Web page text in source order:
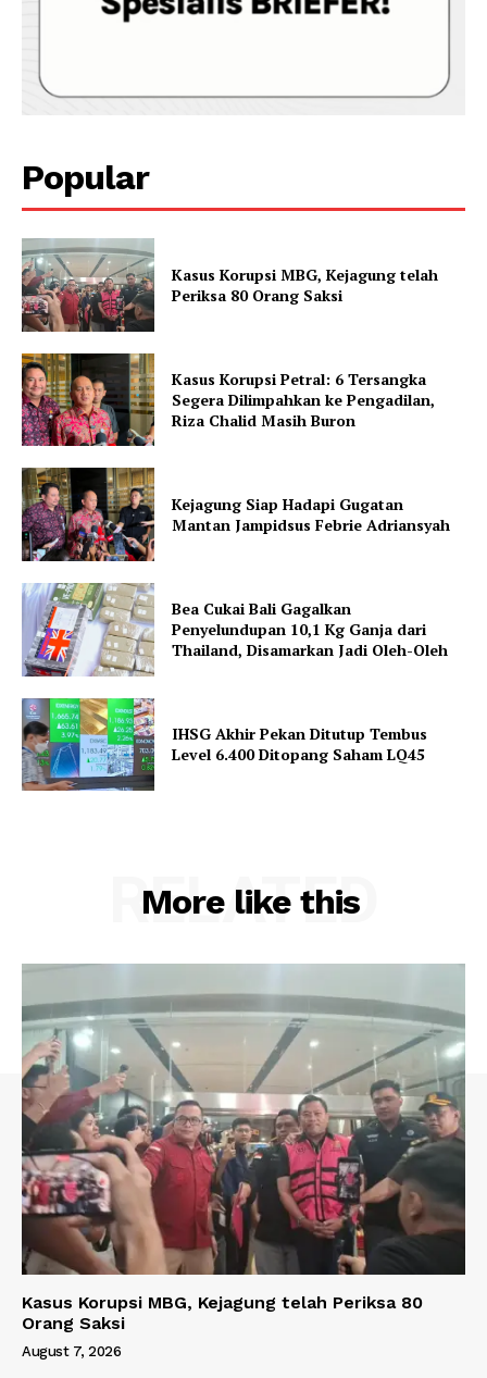
Popular
Kasus Korupsi MBG, Kejagung telah
Periksa 80 Orang Saksi
Kasus Korupsi Petral: 6 Tersangka
Segera Dilimpahkan ke Pengadilan,
Riza Chalid Masih Buron
Kejagung Siap Hadapi Gugatan
Mantan Jampidsus Febrie Adriansyah
Bea Cukai Bali Gagalkan
Penyelundupan 10,1 Kg Ganja dari
Thailand, Disamarkan Jadi Oleh-Oleh
IHSG Akhir Pekan Ditutup Tembus
Level 6.400 Ditopang Saham LQ45
More like this
RELATED
Kasus Korupsi MBG, Kejagung telah Periksa 80
Orang Saksi
August 7, 2026